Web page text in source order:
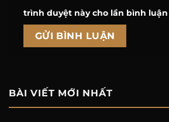
trình duyệt này cho lần bình
BÀI VIẾT MỚI NHẤT